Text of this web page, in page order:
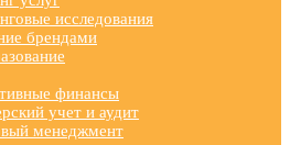
исследования
брендами
финансы
учет и аудит
менеджмент